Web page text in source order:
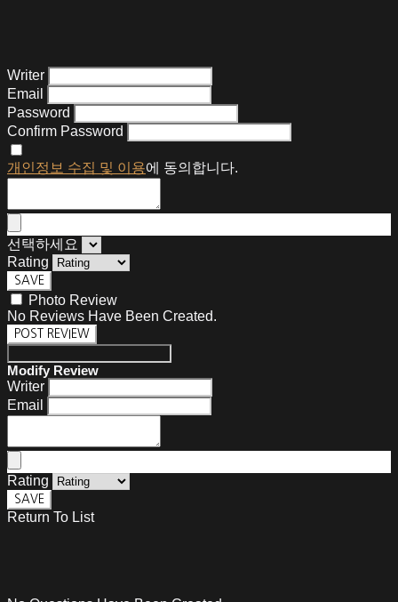
Writer
Email
Password
Confirm Password
개인정보 수집 및 이용에 동의합니다.
선택하세요
Rating
SAVE
Photo Review
No Reviews Have Been Created.
POST REVIEW
Modify Review
Writer
Email
Rating
SAVE
Return To List